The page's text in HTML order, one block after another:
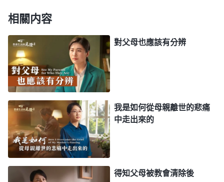
母親病重期間我没在她身邊伺候，他們在背後還不知
個女兒了？我越想越難受，只感覺渾身癱軟無力，連
飯也吃不下。
2023年8月27日 星期日
秋雨綿綿，天氣漸凉。俗話説「一場秋雨一場
寒」，這也是我心情的真實寫照。在家這幾天，我照
顧母親的日常起居并包攬了家裏的大小家務，只要能
幫母親做點什麽我心裏就好受一些。看到母親説不了
話很痛苦時，我嘗試着與母親溝通，但因我看不懂母
相關内容
對父母也應該有分辨
我是如何從母親離世的悲痛
中走出來的
得知父母被教會清除後